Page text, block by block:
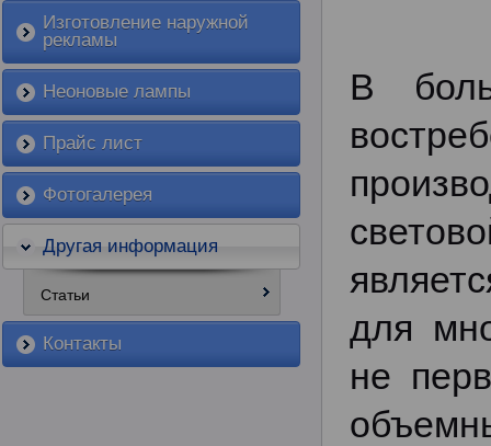
Изготовление наружной
рекламы
Неоновые лампы
Прайс лист
Фотогалерея
Другая информация
Статьи
Контакты
В
для
не